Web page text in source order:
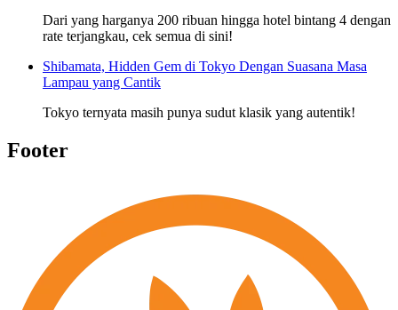
Dari yang harganya 200 ribuan hingga hotel bintang 4 dengan
rate terjangkau, cek semua di sini!
Shibamata, Hidden Gem di Tokyo Dengan Suasana Masa
Lampau yang Cantik
Tokyo ternyata masih punya sudut klasik yang autentik!
Footer